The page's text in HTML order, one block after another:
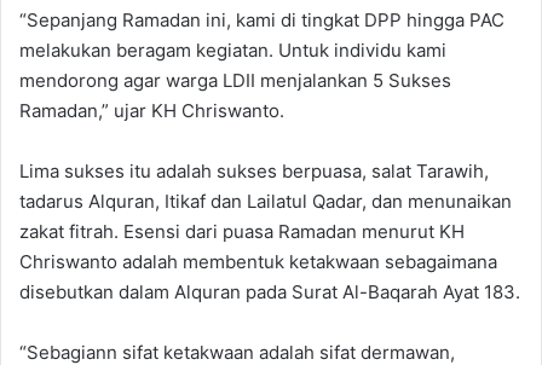
“Sepanjang Ramadan ini, kami di tingkat DPP hingga PAC
melakukan beragam kegiatan. Untuk individu kami
mendorong agar warga LDII menjalankan 5 Sukses
Ramadan,” ujar KH Chriswanto.
Lima sukses itu adalah sukses berpuasa, salat Tarawih,
tadarus Alquran, Itikaf dan Lailatul Qadar, dan menunaikan
zakat fitrah. Esensi dari puasa Ramadan menurut KH
Chriswanto adalah membentuk ketakwaan sebagaimana
disebutkan dalam Alquran pada Surat Al-Baqarah Ayat 183.
“Sebagiann sifat ketakwaan adalah sifat dermawan,